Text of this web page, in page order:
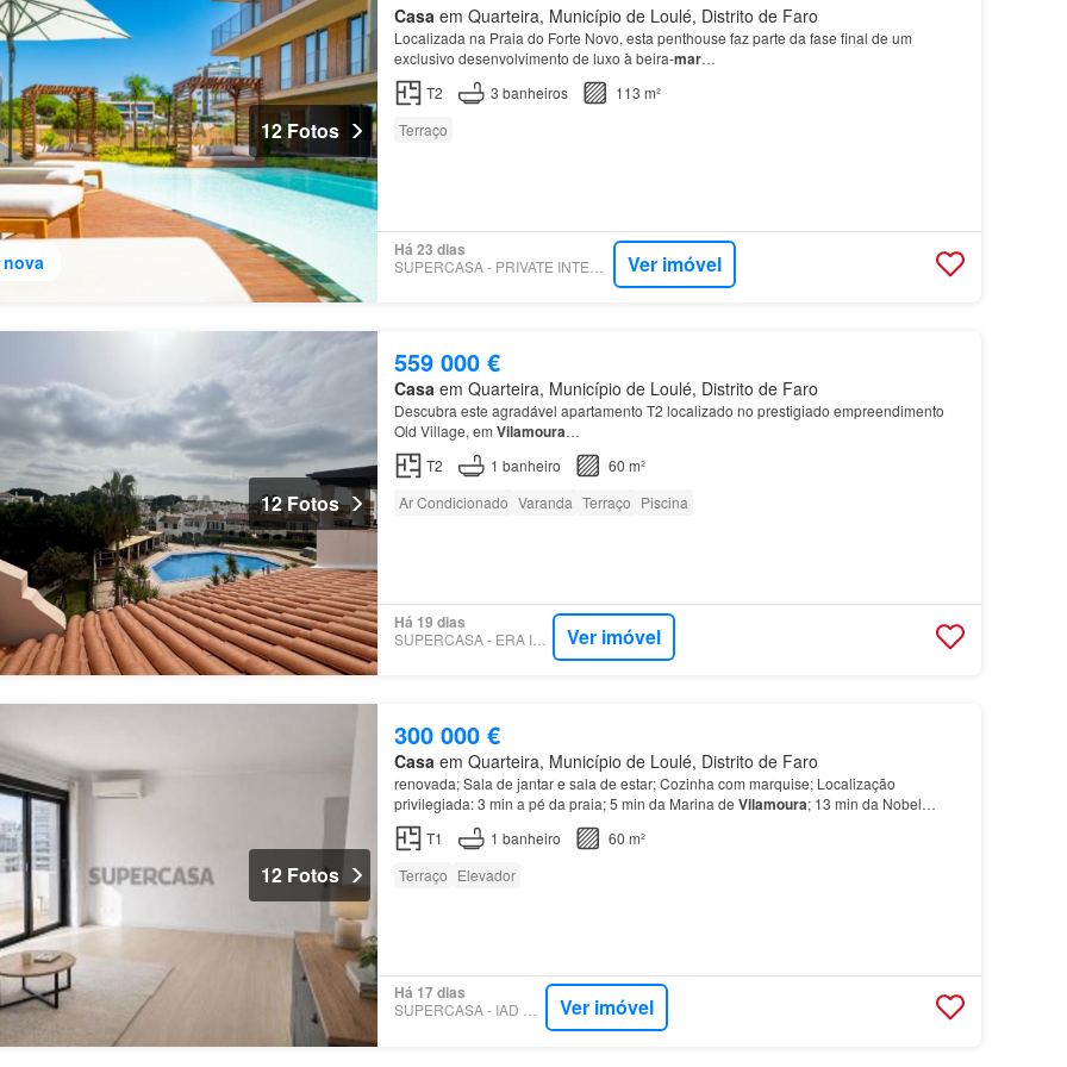
nova
12 Fotos
Casaem Quarteira, Município de Loulé, Distrito de Faro
Localizada na Praia do Forte Novo, esta penthouse faz parte da fase final de um
exclusivo desenvolvimento de luxo à beira-mar…
T2
3 banheiros
113 m²
Terraço
Há 23 dias
Ver imóvel
12 Fotos
559 000 €
Casaem Quarteira, Município de Loulé, Distrito de Faro
Descubra este agradável apartamento T2 localizado no prestigiado empreendimento
Old Village, em Vilamoura…
T2
1 banheiro
60 m²
Ar Condicionado Varanda Terraço Piscina
Há 19 dias
SUPERCASA - ERA IMOBILIÁRIA Ver imóvel
12 Fotos
300 000 €
Casaem Quarteira, Município de Loulé, Distrito de Faro
renovada; Sala de jantar e sala de estar; Cozinha com marquise; Localização
privilegiada: 3 min a pé da praia; 5 min da Marina de Vilamoura; 13 min da Nobel
School; 15 min do Colégio Internacional de
T1 1 banheiro
60 m²
Terraço Elevador
Há 17 dias
SUPERCASA - IAD PORTUGAL Ver imóvel